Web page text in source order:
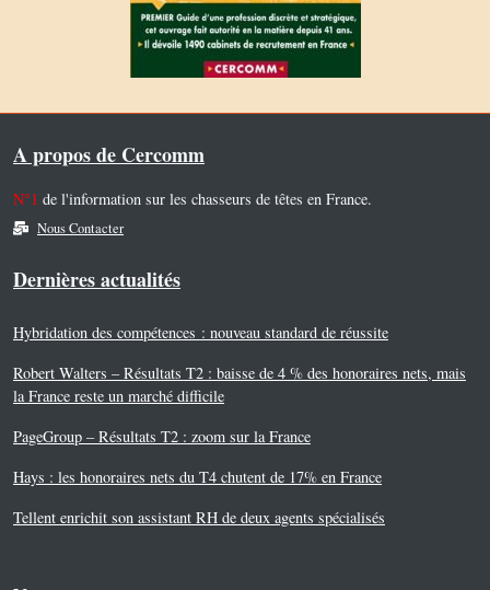
A propos de Cercomm
N°1 de l'information sur les chasseurs de têtes en France.
Nous Contacter
Dernières actualités
Hybridation des compétences : nouveau standard de réussite
Robert Walters – Résultats T2 : baisse de 4 % des honoraires nets, mais
la France reste un marché difficile
PageGroup – Résultats T2 : zoom sur la France
Hays : les honoraires nets du T4 chutent de 17% en France
Tellent enrichit son assistant RH de deux agents spécialisés